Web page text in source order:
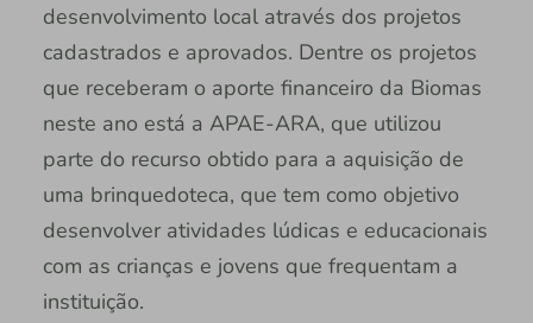
desenvolvimento local através dos projetos
cadastrados e aprovados. Dentre os projetos
que receberam o aporte financeiro da Biomas
neste ano está a APAE-ARA, que utilizou
parte do recurso obtido para a aquisição de
uma brinquedoteca, que tem como objetivo
desenvolver atividades lúdicas e educacionais
com as crianças e jovens que frequentam a
instituição.